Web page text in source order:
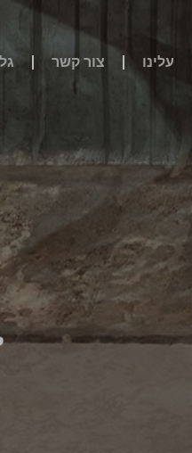
צור קשר עלינו